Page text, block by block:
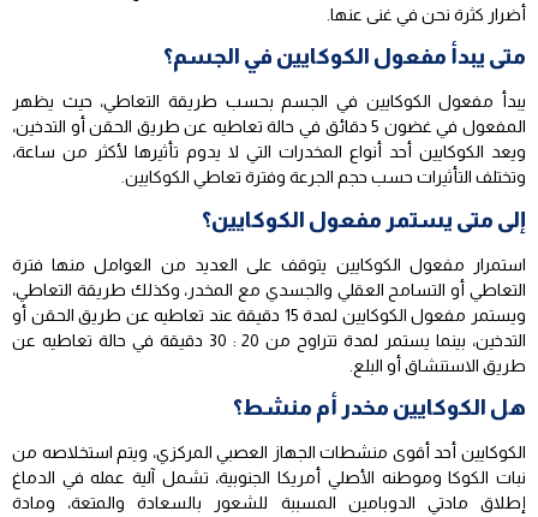
أضرار كثرة نحن في غنى عنها.
متى يبدأ مفعول الكوكايين في الجسم؟
يبدأ مفعول الكوكايين في الجسم بحسب طريقة التعاطي، حيث يظهر
المفعول في غضون 5 دقائق في حالة تعاطيه عن طريق الحقن أو التدخين،
ويعد الكوكايين أحد أنواع المخدرات التي لا يدوم تأثيرها لأكثر من ساعة،
وتختلف التأثيرات حسب حجم الجرعة وفترة تعاطي الكوكايين.
إلى متى يستمر مفعول الكوكايين؟
استمرار مفعول الكوكايين يتوقف على العديد من العوامل منها فترة
التعاطي أو التسامح العقلي والجسدي مع المخدر، وكذلك طريقة التعاطي،
ويستمر مفعول الكوكايين لمدة 15 دقيقة عند تعاطيه عن طريق الحقن أو
التدخين، بينما يستمر لمدة تتراوح من 20 : 30 دقيقة في حالة تعاطيه عن
طريق الاستنشاق أو البلع.
هل الكوكايين مخدر أم منشط؟
الكوكايين أحد أقوى منشطات الجهاز العصبي المركزي، ويتم استخلاصه من
نبات الكوكا وموطنه الأصلي أمريكا الجنوبية، تشمل آلية عمله في الدماغ
إطلاق مادتي الدوبامين المسببة للشعور بالسعادة والمتعة، ومادة